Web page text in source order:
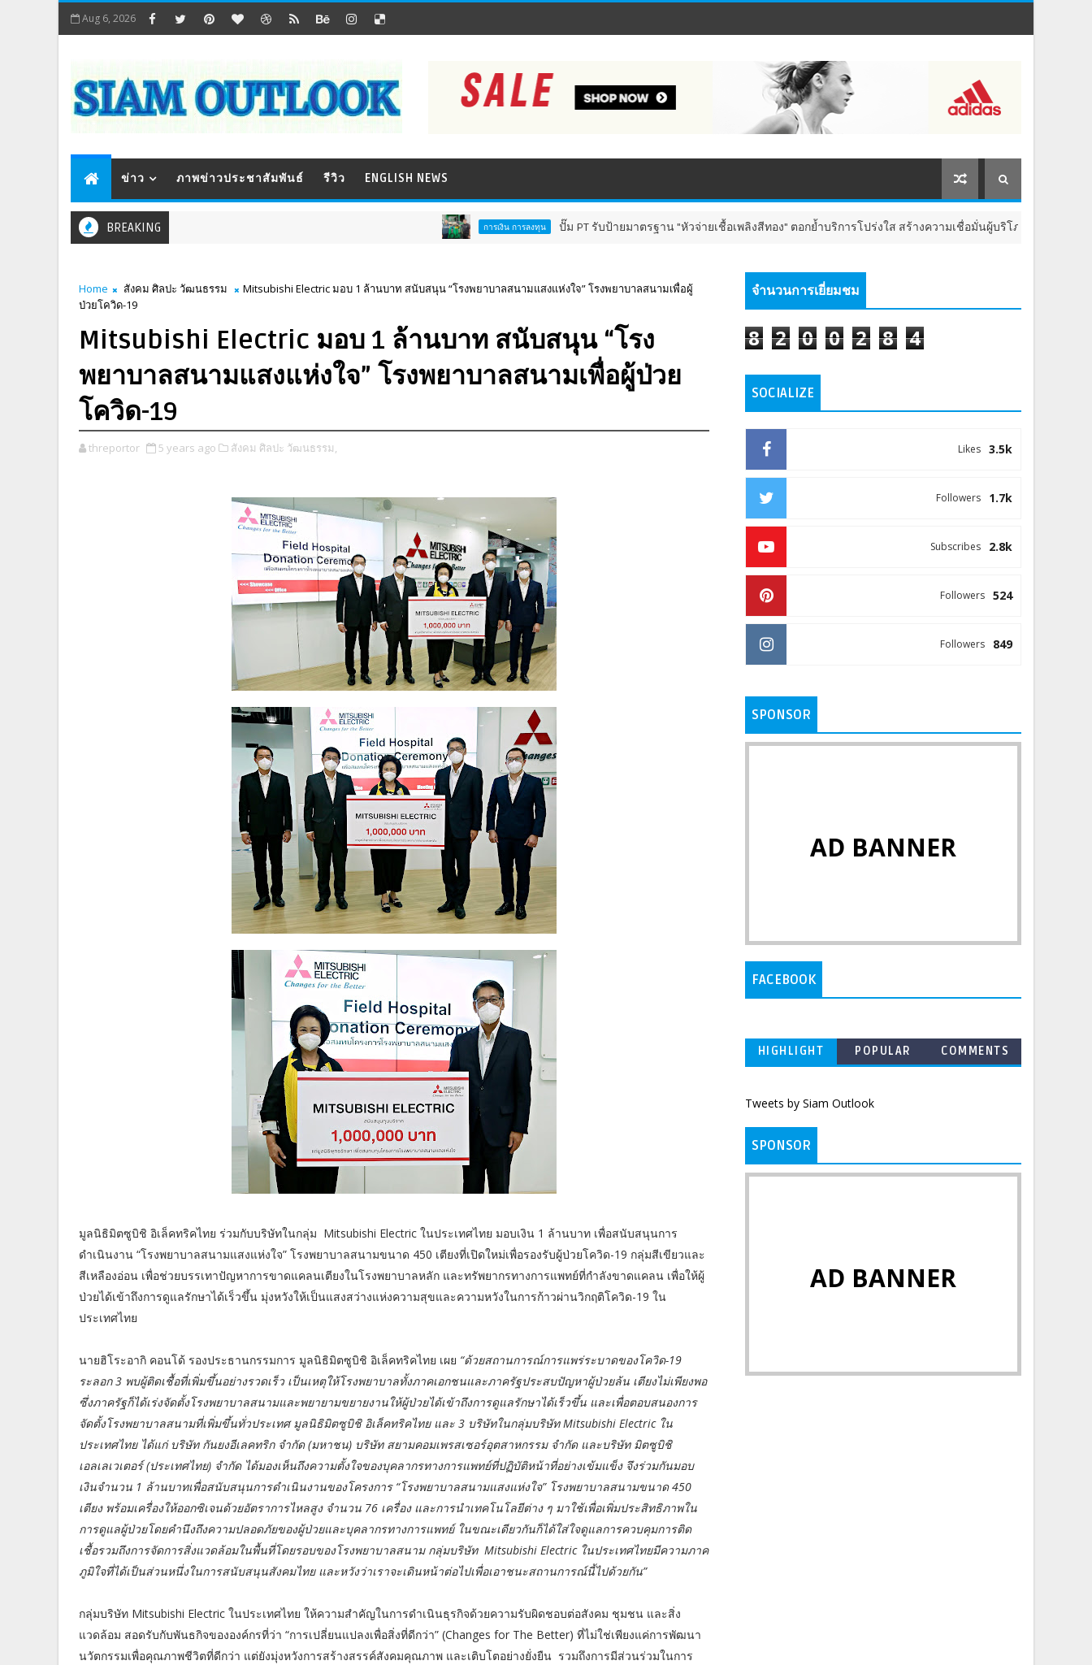
Aug 6, 2026
ข่าว ภาพข่าวประชาสัมพันธ์ รีวิว ENGLISH NEWS
BREAKING การเงิน การลงทุน ปั๊ม PT รับป้ายมาตรฐาน "หัวจ่ายเชื้อเพลิงสีทอง" ตอกย้ำบริการโปร่งใส สร้างความเชื่อมั่นผู้บริโภค
Home สังคม ศิลปะ วัฒนธรรม
Mitsubishi Electric มอบ 1 ล้านบาท สนับสนุน “โรงพยาบาลสนามแสงแห่งใจ” โรงพยาบาลสนามเพื่อผู้
ป่วยโควิด-19
Mitsubishi Electric มอบ 1 ล้านบาท สนับสนุน “โรง
พยาบาลสนามแสงแห่งใจ” โรงพยาบาลสนามเพื่อผู้ป่วย
โควิด-19
threportor 5 years ago สังคม ศิลปะ วัฒนธรรม,
มูลนิธิมิตซูบิชิ อิเล็คทริคไทย ร่วมกับบริษัทในกลุ่ม Mitsubishi Electric ในประเทศไทย มอบเงิน 1 ล้านบาท เพื่อสนับสนุนการ
ดำเนินงาน “โรงพยาบาลสนามแสงแห่งใจ” โรงพยาบาลสนามขนาด 450 เตียงที่เปิดใหม่เพื่อรองรับผู้ป่วยโควิด-19 กลุ่มสีเขียวและ
สีเหลืองอ่อน เพื่อช่วยบรรเทาปัญหาการขาดแคลนเตียงในโรงพยาบาลหลัก และทรัพยากรทางการแพทย์ที่กำลังขาดแคลน เพื่อให้ผู้
ป่วยได้เข้าถึงการดูแลรักษาได้เร็วขึ้น มุ่งหวังให้เป็นแสงสว่างแห่งความสุขและความหวังในการก้าวผ่านวิกฤติโควิด-19 ใน
ประเทศไทย
นายฮิโระอากิ คอนโด้ รองประธานกรรมการ มูลนิธิมิตซูบิชิ อิเล็คทริคไทย เผย “ด้วยสถานการณ์การแพร่ระบาดของโควิด-19
ระลอก 3 พบผู้ติดเชื้อที่เพิ่มขึ้นอย่างรวดเร็ว เป็นเหตุให้โรงพยาบาลทั้งภาคเอกชนและภาครัฐประสบปัญหาผู้ป่วยล้น เตียงไม่เพียงพอ
ซึ่งภาครัฐก็ได้เร่งจัดตั้งโรงพยาบาลสนามและพยายามขยายงานให้ผู้ป่วยได้เข้าถึงการดูแลรักษาได้เร็วขึ้น และเพื่อตอบสนองการ
จัดตั้งโรงพยาบาลสนามที่เพิ่มขึ้นทั่วประเทศ มูลนิธิมิตซูบิชิ อิเล็คทริคไทย และ 3 บริษัทในกลุ่มบริษัท Mitsubishi Electric ใน
ประเทศไทย ได้แก่ บริษัท กันยงอีเลคทริก จำกัด (มหาชน) บริษัท สยามคอมเพรสเซอร์อุตสาหกรรม จำกัด และบริษัท มิตซูบิชิ
เอลเลเวเตอร์ (ประเทศไทย) จำกัด ได้มองเห็นถึงความตั้งใจของบุคลากรทางการแพทย์ที่ปฏิบัติหน้าที่อย่างเข้มแข็ง จึงร่วมกันมอบ
เงินจำนวน 1 ล้านบาทเพื่อสนับสนุนการดำเนินงานของโครงการ “โรงพยาบาลสนามแสงแห่งใจ” โรงพยาบาลสนามขนาด 450
เตียง พร้อมเครื่องให้ออกซิเจนด้วยอัตราการไหลสูง จำนวน 76 เครื่อง และการนำเทคโนโลยีต่าง ๆ มาใช้เพื่อเพิ่มประสิทธิภาพใน
การดูแลผู้ป่วยโดยคำนึงถึงความปลอดภัยของผู้ป่วยและบุคลากรทางการแพทย์ ในขณะเดียวกันก็ได้ใส่ใจดูแลการควบคุมการติด
เชื้อรวมถึงการจัดการสิ่งแวดล้อมในพื้นที่โดยรอบของโรงพยาบาลสนาม กลุ่มบริษัท Mitsubishi Electric ในประเทศไทยมีความภาค
ภูมิใจที่ได้เป็นส่วนหนึ่งในการสนับสนุนสังคมไทย และหวังว่าเราจะเดินหน้าต่อไปเพื่อเอาชนะสถานการณ์นี้ไปด้วยกัน”
กลุ่มบริษัท Mitsubishi Electric ในประเทศไทย ให้ความสำคัญในการดำเนินธุรกิจด้วยความรับผิดชอบต่อสังคม ชุมชน และสิ่ง
แวดล้อม สอดรับกับพันธกิจขององค์กรที่ว่า “การเปลี่ยนแปลงเพื่อสิ่งที่ดีกว่า” (Changes for The Better) ที่ไม่ใช่เพียงแค่การพัฒนา
นวัตกรรมเพื่อคุณภาพชีวิตที่ดีกว่า แต่ยังมุ่งหวังการสร้างสรรค์สังคมคุณภาพ และเติบโตอย่างยั่งยืน รวมถึงการมีส่วนร่วมในการ
จำนวนการเยี่ยมชม
8 2 0 0 2 8 4
SOCIALIZE
3.5k
Likes
1.7k
Followers
2.8k
Subscribes
524
Followers
849
Followers
SPONSOR
AD BANNER
FACEBOOK
HIGHLIGHT POPULAR COMMENTS
Tweets by Siam Outlook
SPONSOR
AD BANNER